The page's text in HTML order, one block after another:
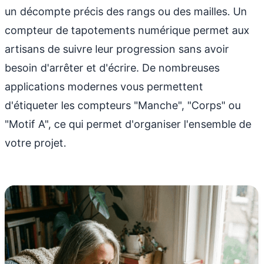
un décompte précis des rangs ou des mailles. Un
compteur de tapotements numérique permet aux
artisans de suivre leur progression sans avoir
besoin d'arrêter et d'écrire. De nombreuses
applications modernes vous permettent
d'étiqueter les compteurs "Manche", "Corps" ou
"Motif A", ce qui permet d'organiser l'ensemble de
votre projet.